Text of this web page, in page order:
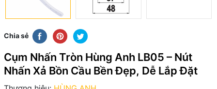
Chia sẻ
Cụm Nhấn Tròn Hùng Anh LB05 – Nút
Nhấn Xả Bồn Cầu Bền Đẹp, Dễ Lắp Đặt